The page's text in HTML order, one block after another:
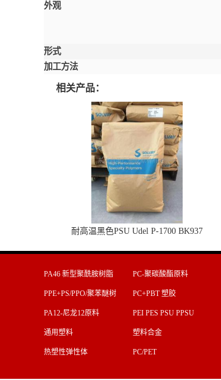
外观
形式
加工方法
相关产品：
耐高温黑色PSU Udel P-1700 BK937
PA46 新型聚酰胺树脂 PC-聚碳酸酯原料
PPE+PS/PPO/聚苯醚树
脂
PC+PBT 塑胶
PA12-尼龙12原料 PEI PES PSU PPSU
通用塑料 塑料合金
热塑性弹性体 PC/PET